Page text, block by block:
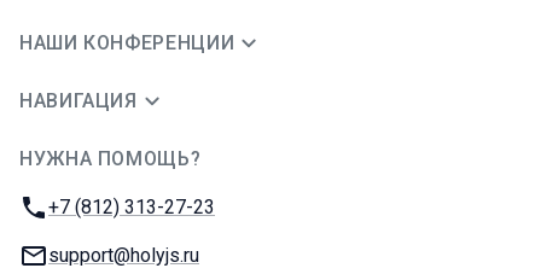
НАШИ КОНФЕРЕНЦИИ
НАВИГАЦИЯ
НУЖНА ПОМОЩЬ?
Телефон:
+7 (812) 313-27-23
E-mail:
support@holyjs.ru